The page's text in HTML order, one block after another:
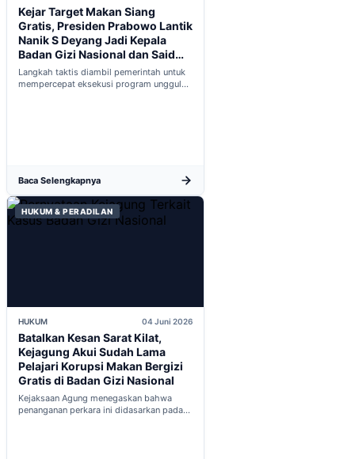
Kejar Target Makan Siang
Gratis, Presiden Prabowo Lantik
Nanik S Deyang Jadi Kepala
Badan Gizi Nasional dan Said
Iqbal PKP Buruh
Langkah taktis diambil pemerintah untuk
mempercepat eksekusi program unggulan
Baca Selengkapnya
HUKUM & PERADILAN
HUKUM 04 Juni 2026
Batalkan Kesan Sarat Kilat,
Kejagung Akui Sudah Lama
Pelajari Korupsi Makan Bergizi
Gratis di Badan Gizi Nasional
Kejaksaan Agung menegaskan bahwa
penanganan perkara ini didasarkan pada